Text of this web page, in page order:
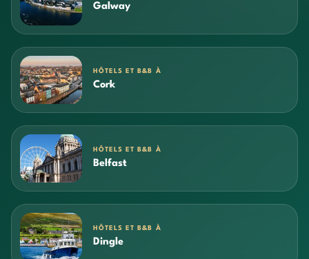
Galway
HÔTELS ET B&B À
Cork
HÔTELS ET B&B À
Belfast
HÔTELS ET B&B À
Dingle